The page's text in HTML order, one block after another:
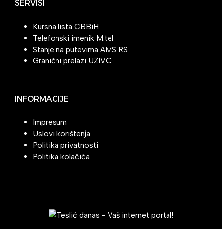
SERVISI
Kursna lista CBBiH
Telefonski imenik M:tel
Stanje na putevima AMS RS
Granični prelazi UŽIVO
INFORMACIJE
Impresum
Uslovi korištenja
Politika privatnosti
Politika kolačića